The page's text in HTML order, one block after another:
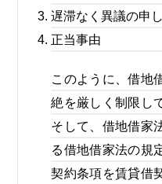
遅滞なく異議の申
正当事由
このように、借地
絶を厳しく制限し
そして、借地借家
る借地借家法の規
契約条項を賃貸借